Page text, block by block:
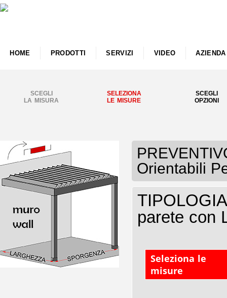
HOME PRODOTTI SERVIZI VIDEO AZIENDA
SCEGLI
LA MISURA
SELEZIONA
LE MISURE
SCEGLI
OPZIONI
Orientabili
parete con
Seleziona le
misure